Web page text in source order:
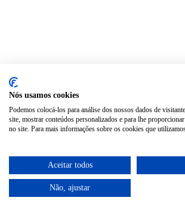
Nós usamos cookies
Podemos colocá-los para análise dos nossos dados de
site, mostrar conteúdos personalizados e para lhe
no site. Para mais informações sobre os cookies que
Aceitar todos
Não, ajustar